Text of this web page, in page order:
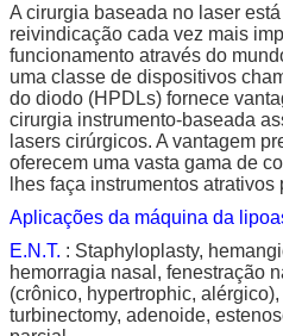
A cirurgia baseada no laser
reivindicação cada vez mais
funcionamento através do
uma classe de dispositivos
do diodo (HPDLs) fornece
cirurgia instrumento-baseada
lasers cirúrgicos. A vantagem
oferecem uma vasta gama de
lhes faça instrumentos atrativos
Aplicações da máquina da
E.N.T. : Staphyloplasty,
hemorragia nasal, fenestração
(crônico, hypertrophic,
turbinectomy, adenoide,